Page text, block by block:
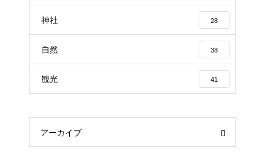
神社 28
自然 38
観光 41
アーカイブ